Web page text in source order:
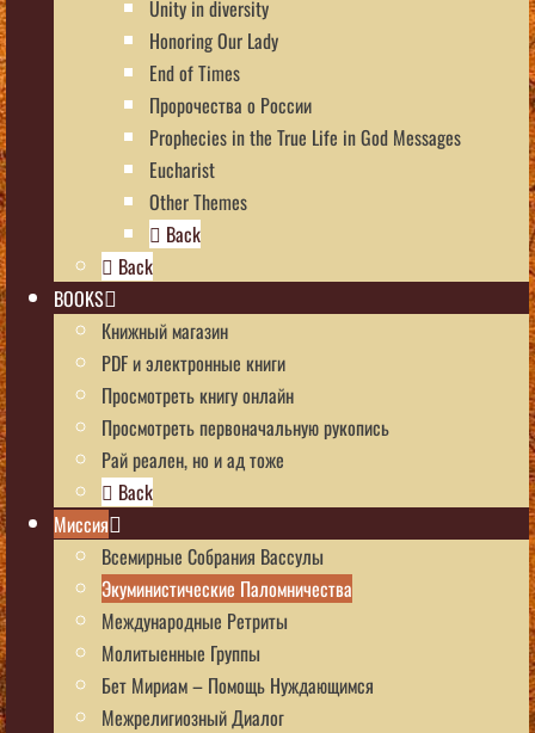
Unity in diversity
Honoring Our Lady
End of Times
Пророчества о России
Prophecies in the True Life in God Messages
Eucharist
Other Themes
Back
Back
BOOKS
Книжный магазин
PDF и электронные книги
Просмотреть книгу онлайн
Просмотреть первоначальную рукопись
Рай реален, но и ад тоже
Back
Миссия
Всемирные Собрания Вассулы
Экуминистические Паломничества
Международные Ретриты
Молитыенные Группы
Бет Мириам – Помощь Нуждающимся
Межрелигиозный Диалог